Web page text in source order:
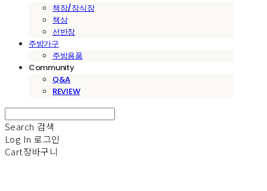
책장/장식장
책상
선반장
주방가구
주방용품
Community
Q&A
REVIEW
Search 검색
Log In 로그인
Cart장바구니